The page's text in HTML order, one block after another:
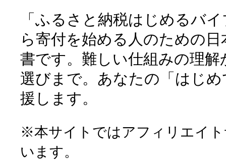
「ふるさと納税はじめるバ
ら寄付を始める人のための
書です。難しい仕組みの理
選びまで。あなたの「はじ
援します。
※本サイトではアフィリエイ
います。